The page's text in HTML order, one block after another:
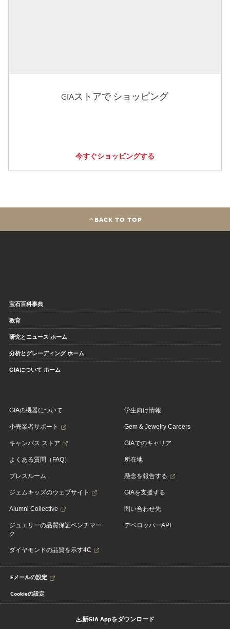
GIAストアで ショッピング
今すぐショッピングする
BACK TO TOP
宝石百科事典
教育
研究とニュース ホーム
分析とグレーディング ホーム
GIAについて ホーム
GIAの機器について
小売業者サポート
キャンパス ストア
よくある質問（FAQ）
プレスルーム
ジェムキッズのウェブサイト
Alumni Collective
ジュエリーの品質保証ベンチマー
ク
ダイヤモンドの品質を示す4C
学生向け情報
Gem & Jewelry Careers
GIAでのキャリア
所在地
懸念を報告する
GIAを支援する
問い合わせ先
デベロッパーAPI
Eメールの設定
Cookieの設定
新GIA Appをダウンロード